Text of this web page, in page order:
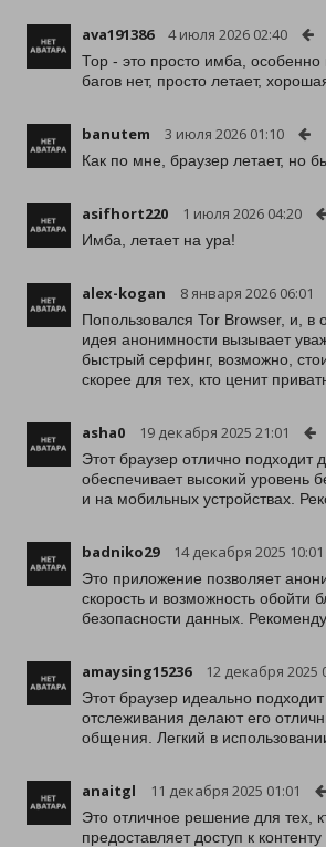
ava191386 4 июля 2026 02:40
Тор - это просто имба, особенно
багов нет, просто летает,
banutem 3 июля 2026 01:10
Как по мне, браузер летает, но
asifhort220 1 июля 2026 04:20
Имба, летает на ура!
alex-kogan 8 января 2026 06:01
Попользовался Tor Browser, и, в
идея анонимности вызывает
быстрый серфинг, возможно,
скорее для тех, кто ценит
asha0 19 декабря 2025 21:01
Этот браузер отлично
обеспечивает высокий уровень
и на мобильных устройствах.
badniko29 14 декабря 2025 10:01
Это приложение позволяет
скорость и возможность
безопасности данных.
amaysing15236 12 декабря 2025
Этот браузер идеально
отслеживания делают его
общения. Легкий в
anaitgl 11 декабря 2025 01:01
Это отличное решение для тех,
предоставляет доступ к